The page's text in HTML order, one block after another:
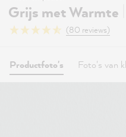
Grijs met Warmte
(80 reviews)
Productfoto's Foto's van